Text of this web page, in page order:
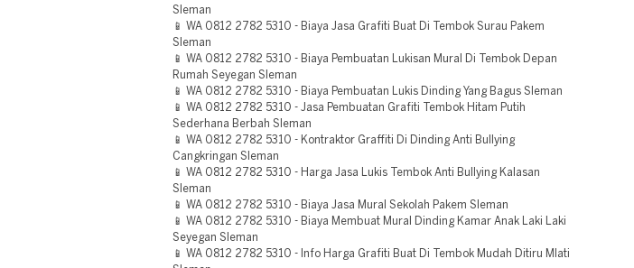
Sleman
📱 WA 0812 2782 5310 - Biaya Jasa Grafiti Buat Di Tembok Surau Pakem
Sleman
📱 WA 0812 2782 5310 - Biaya Pembuatan Lukisan Mural Di Tembok Depan
Rumah Seyegan Sleman
📱 WA 0812 2782 5310 - Biaya Pembuatan Lukis Dinding Yang Bagus Sleman
📱 WA 0812 2782 5310 - Jasa Pembuatan Grafiti Tembok Hitam Putih
Sederhana Berbah Sleman
📱 WA 0812 2782 5310 - Kontraktor Graffiti Di Dinding Anti Bullying
Cangkringan Sleman
📱 WA 0812 2782 5310 - Harga Jasa Lukis Tembok Anti Bullying Kalasan
Sleman
📱 WA 0812 2782 5310 - Biaya Jasa Mural Sekolah Pakem Sleman
📱 WA 0812 2782 5310 - Biaya Membuat Mural Dinding Kamar Anak Laki Laki
Seyegan Sleman
📱 WA 0812 2782 5310 - Info Harga Grafiti Buat Di Tembok Mudah Ditiru Mlati